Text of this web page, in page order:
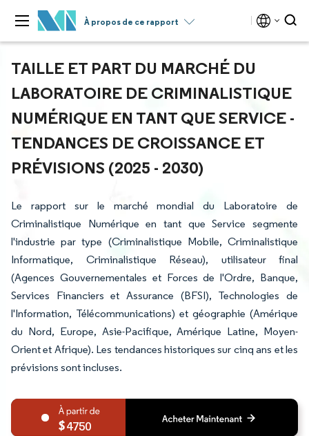
À propos de ce rapport
TAILLE ET PART DU MARCHÉ DU
LABORATOIRE DE CRIMINALISTIQUE
NUMÉRIQUE EN TANT QUE SERVICE -
TENDANCES DE CROISSANCE ET
PRÉVISIONS (2025 - 2030)
Le rapport sur le marché mondial du Laboratoire de
Criminalistique Numérique en tant que Service segmente
l'industrie par type (Criminalistique Mobile, Criminalistique
Informatique, Criminalistique Réseau), utilisateur final
(Agences Gouvernementales et Forces de l'Ordre, Banque,
Services Financiers et Assurance (BFSI), Technologies de
l'Information, Télécommunications) et géographie (Amérique
du Nord, Europe, Asie-Pacifique, Amérique Latine, Moyen-
Orient et Afrique). Les tendances historiques sur cinq ans et les
prévisions sont incluses.
4750